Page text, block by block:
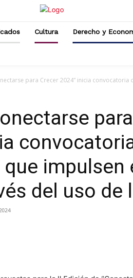
Cultura Derecho y
para Crecer 2024” inicia
impulsen
del uso de